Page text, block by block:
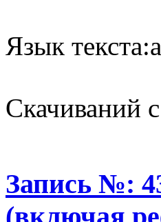
Язык текста:
Cкачиваний
Запись №: